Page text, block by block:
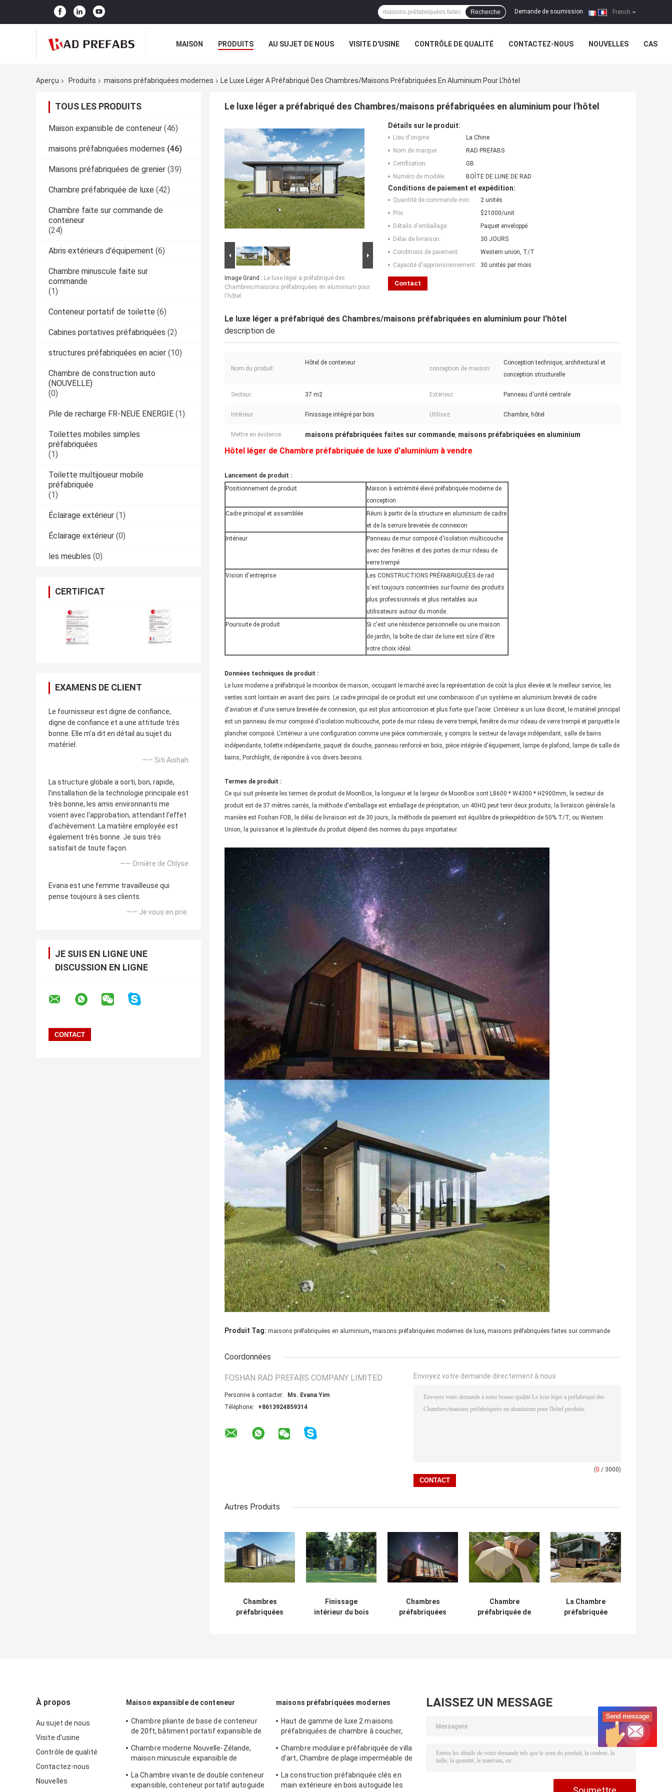
French
Demande de soumission |
Recherche
MAISON PRODUITS AU SUJET DE NOUS VISITE D'USINE CONTRÔLE DE QUALITÉ CONTACTEZ-NOUS NOUVELLES CAS
Aperçu Produits maisons préfabriquées modernes Le Luxe Léger A Préfabriqué Des Chambres/maisons Préfabriquées En Aluminium Pour L'hôtel
TOUS LES PRODUITS
Maison expansible de conteneur (46)
maisons préfabriquées modernes (46)
Maisons préfabriquées de grenier (39)
Chambre préfabriquée de luxe (42)
Chambre faite sur commande de
conteneur
(24)
Abris extérieurs d'équipement (6)
Chambre minuscule faite sur
commande
(1)
Conteneur portatif de toilette (6)
Cabines portatives préfabriquées (2)
structures préfabriquées en acier (10)
Chambre de construction auto
(NOUVELLE)
(0)
Pile de recharge FR-NEUE ENERGIE (1)
Toilettes mobiles simples
préfabriquées
(1)
Toilette multijoueur mobile
préfabriquée
(1)
Éclairage extérieur (1)
Éclairage extérieur (0)
les meubles (0)
CERTIFICAT
EXAMENS DE CLIENT
Le fournisseur est digne de confiance,
digne de confiance et a une attitude très
bonne. Elle m'a dit en détail au sujet du
matériel.
—— Siti Aishah
La structure globale a sorti, bon, rapide,
l'installation de la technologie principale est
très bonne, les amis environnants me
voient avec l'approbation, attendant l'effet
d'achèvement. La matière employée est
également très bonne. Je suis très
satisfait de toute façon.
—— Ornière de Chlyse
Evana est une femme travailleuse qui
pense toujours à ses clients.
—— Je vous en prie.
JE SUIS EN LIGNE UNE
DISCUSSION EN LIGNE
Le luxe léger a préfabriqué des Chambres/maisons préfabriquées en aluminium pour l'hôtel
Image Grand : Le luxe léger a préfabriqué des
Chambres/maisons préfabriquées en aluminium pour
l'hôtel
Détails sur le produit:
Lieu d'origine:
La Chine
Nom de marque:
RAD PREFABS
Certification:
GB
Numéro de modèle:
BOÎTE DE LUNE DE RAD
Conditions de paiement et expédition:
Quantité de commande min:
2 unités
Prix:
$21000/unit
Détails d'emballage:
Paquet enveloppé
Délai de livraison:
30 JOURS
Conditions de paiement:
Western union, T/T
Capacité d'approvisionnement:
30 unités par mois
Contact
Le luxe léger a préfabriqué des Chambres/maisons préfabriquées en aluminium pour l'hôtel
description de
Nom du produit:
Hôtel de conteneur
conception de maison:
Conception technique, architectural et
conception structurelle
Secteur: 37 m2 Extérieur: Panneau d'unité centrale
Intérieur: Finissage intégré par bois Utilisez: Chambre, hôtel
Mettre en évidence: maisons préfabriquées faites sur commande, maisons préfabriquées en aluminium
Hôtel léger de Chambre préfabriquée de luxe d'aluminium à vendre
Lancement de produit :
Positionnement de produit
Maison à extrémité élevé préfabriquée moderne de
conception
Cadre principal et assemblée
Réuni à partir de la structure en aluminium de cadre
et de la serrure brevetée de connexion
Intérieur
Panneau de mur composé d'isolation multicouche
avec des fenêtres et des portes de mur rideau de
verre trempé
Vision d'entreprise
Les CONSTRUCTIONS PRÉFABRIQUÉES de rad
s'est toujours concentrées sur fournir des produits
plus professionnels et plus rentables aux
utilisateurs autour du monde.
Poursuite de produit
Si c'est une résidence personnelle ou une maison
de jardin, la boîte de clair de lune est sûre d'être
votre choix idéal.
Données techniques de produit :
Le luxe moderne a préfabriqué le moonbox de maison, occupant le marché avec la représentation de coût la plus élevée et le meilleur service, les
ventes sont lointain en avant des pairs. Le cadre principal de ce produit est une combinaison d'un système en aluminium breveté de cadre
d'aviation et d'une serrure brevetée de connexion, qui est plus anticorrosion et plus forte que l'acier. L'intérieur a un luxe discret, le matériel principal
est un panneau de mur composé d'isolation multicouche, porte de mur rideau de verre trempé, fenêtre de mur rideau de verre trempé et parquette le
plancher composé. L'intérieur a une configuration comme une pièce commerciale, y compris le secteur de lavage indépendant, salle de bains
indépendante, toilette indépendante, paquet de douche, panneau renforcé en bois, pièce intégrée d'équipement, lampe de plafond, lampe de salle de
bains, Porchlight, de répondre à vos divers besoins.
Termes de produit :
Ce qui suit présente les termes de produit de MoonBox, la longueur et la largeur de MoonBox sont L8600 * W4300 * H2900mm, le secteur de
produit est de 37 mètres carrés, la méthode d'emballage est emballage de précipitation, un 40HQ peut tenir deux produits, la livraison générale la
manière est Foshan FOB, le délai de livraison est de 30 jours, la méthode de paiement est équilibre de préexpédition de 50% T/T, ou Western
Union, la puissance et la plénitude du produit dépend des normes du pays importateur.
Produit Tag: maisons préfabriquées en aluminium, maisons préfabriquées modernes de luxe, maisons préfabriquées faites sur commande
Coordonnées
FOSHAN RAD PREFABS COMPANY LIMITED
Personne à contacter:
Ms. Evana Yim
Téléphone:
+8613924859314
Envoyez votre demande directement à nous
(0 / 3000)
Autres Produits
Chambres
préfabriquées
Finissage
intérieur du bois
Chambres
préfabriquées
l'attraction
touristique
Chambre
préfabriquée de
La Chambre
préfabriquée
À propos
Au sujet de nous
Visite d'usine
Contrôle de qualité
Contactez-nous
Nouvelles
Maison expansible de conteneur
Chambre pliante de base de conteneur
de 20ft, bâtiment portatif expansible de
Chambre moderne Nouvelle-Zélande,
maison minuscule expansible de
de grille
La Chambre vivante de double conteneur
expansible, conteneur portatif autoguide
maisons préfabriquées modernes
Haut de gamme de luxe 2 maisons
préfabriquées de chambre à coucher,
avec le balcon
Chambre modulaire préfabriquée de villa
d'art, Chambre de plage imperméable de
La construction préfabriquée clés en
main extérieure en bois autoguide les
LAISSEZ UN MESSAGE